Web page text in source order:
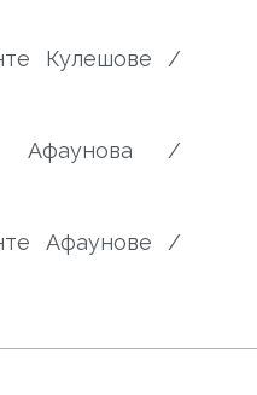
Кулешове /
Афаунова /
Афаунове /